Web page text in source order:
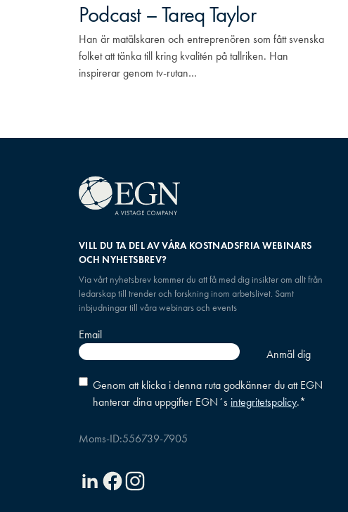
Podcast – Tareq Taylor
Han är matälskaren och entreprenören som fått svenska
folket att tänka till kring kvalitén på tallriken. Han
inspirerar genom tv-rutan…
VILL DU TA DEL AV VÅRA KOSTNADSFRIA WEBINARS
OCH NYHETSBREV?
Via vårt nyhetsbrev kommer du att få med dig insikter om allt från
ledarskap till trender och forskning inom arbetslivet. Samt
inbjudningar till våra webinars och events
Email
Consent*
Genom att klicka i denna ruta godkänner du att EGN
hanterar dina uppgifter EGN´s integritetspolicy.*
Moms-ID:556739-7905
LinkedinFacebookInstagram